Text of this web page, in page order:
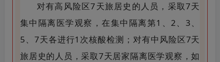
对有高风险区7天旅居史的人员，采取7天
集中隔离医学观察，在集中隔离第1、2、3、
5、7天各进行1次核酸检测；对有中风险区7天
旅居史的人员，采取7天居家隔离医学观察，如